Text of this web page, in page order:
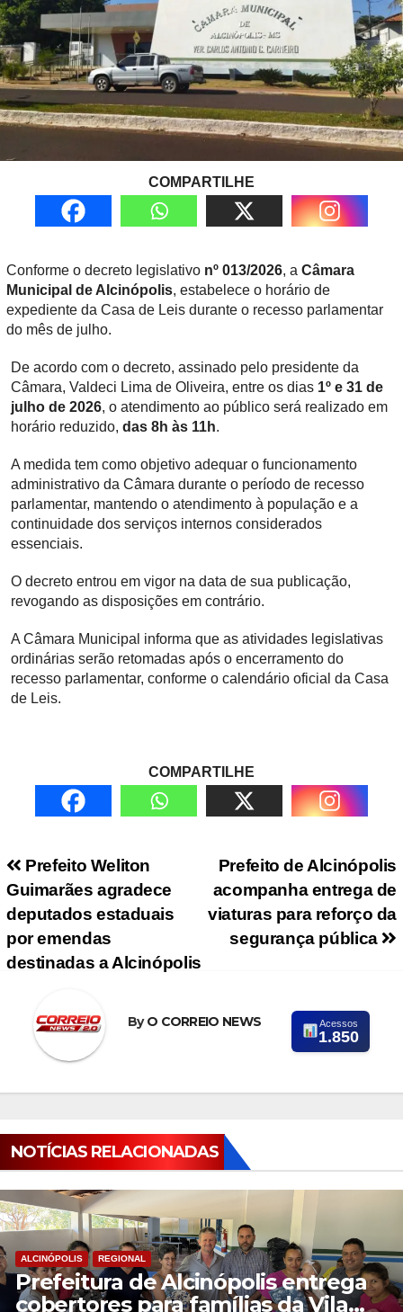
COMPARTILHE
Conforme o decreto legislativo nº 013/2026, a Câmara
Municipal de Alcinópolis, estabelece o horário de
expediente da Casa de Leis durante o recesso parlamentar
do mês de julho.
De acordo com o decreto, assinado pelo presidente da
Câmara, Valdeci Lima de Oliveira, entre os dias 1º e 31 de
julho de 2026, o atendimento ao público será realizado em
horário reduzido, das 8h às 11h.
A medida tem como objetivo adequar o funcionamento
administrativo da Câmara durante o período de recesso
parlamentar, mantendo o atendimento à população e a
continuidade dos serviços internos considerados
essenciais.
O decreto entrou em vigor na data de sua publicação,
revogando as disposições em contrário.
A Câmara Municipal informa que as atividades legislativas
ordinárias serão retomadas após o encerramento do
recesso parlamentar, conforme o calendário oficial da Casa
de Leis.
COMPARTILHE
Navegação de PostPrefeito de Alcinópolis
acompanha entrega de
viaturas para reforço da
segurança pública
Prefeito Weliton
Guimarães agradece
deputados estaduais
por emendas
destinadas a Alcinópolis
ByO CORREIO NEWS Acessos
1.850
NOTÍCIAS RELACIONADAS
ALCINÓPOLIS REGIONAL
Prefeitura de Alcinópolis entrega
cobertores para famílias da Vila